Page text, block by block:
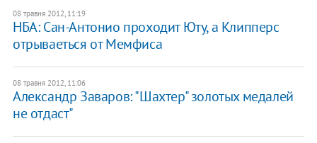
08 травня 2012, 11:19
НБА: Сан-Антонио проходит Юту, а Клипперс
отрываеться от Мемфиса
08 травня 2012, 11:06
Александр Заваров: "Шахтер" золотых медалей
не отдаст"